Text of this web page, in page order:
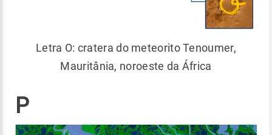
Letra O: cratera do meteorito Tenoumer,
Mauritânia, noroeste da África
P